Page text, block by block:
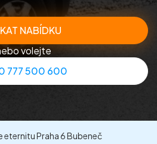
NABÍDKU
volejte
777 500 600
eternitu Praha 6 Bubeneč